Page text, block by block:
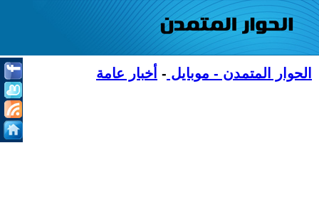
الحوار المتمدن - موبايل - أخبار عامة